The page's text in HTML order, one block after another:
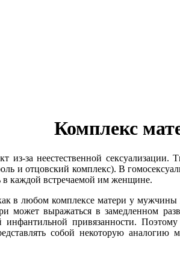
Комплекс
за неестественной
и отцовский комплекс). В
в каждой встречаемой им женщине.
в любом комплексе матери у
может выражаться в замедленном
инфантильной привязанности.
собой некоторую